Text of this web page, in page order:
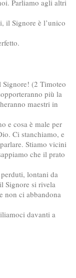
Parliamo agli altri
il Signore è l’unico
(2 Timoteo
più la
maestri in
e cosa è male per
Ci stanchiamo, e
Stiamo vicini
che il prato
lontani da
Signore si rivela
non ci abbandona
davanti a